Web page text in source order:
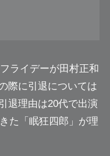
ライデーが田村正和
際に引退については
退理由は20代で出演
た「眠狂四郎」が理